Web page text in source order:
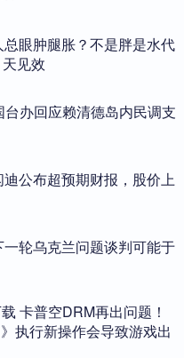
眼肿腿胀？不是胖是水代
见效
办回应赖清德岛内民调支
公布超预期财报，股价上
轮乌克兰问题谈判可能于
卡普空DRM再出问题！
执行新操作会导致游戏出